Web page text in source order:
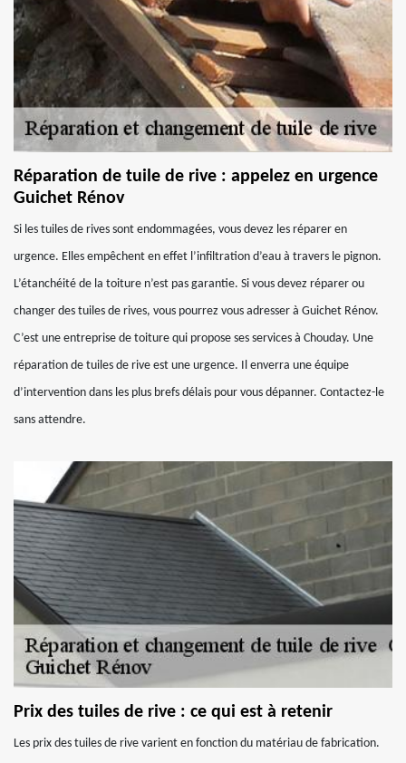
Réparation de tuile de rive : appelez en urgence
Guichet Rénov
Si les tuiles de rives sont endommagées, vous devez les réparer en
urgence. Elles empêchent en effet l’infiltration d’eau à travers le pignon.
L’étanchéité de la toiture n’est pas garantie. Si vous devez réparer ou
changer des tuiles de rives, vous pourrez vous adresser à Guichet Rénov.
C’est une entreprise de toiture qui propose ses services à Chouday. Une
réparation de tuiles de rive est une urgence. Il enverra une équipe
d’intervention dans les plus brefs délais pour vous dépanner. Contactez-le
sans attendre.
Prix des tuiles de rive : ce qui est à retenir
Les prix des tuiles de rive varient en fonction du matériau de fabrication.